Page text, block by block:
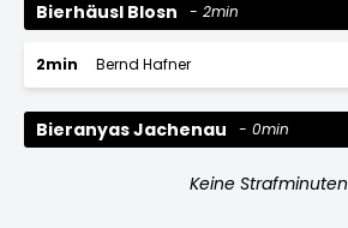
Bierhäusl Blosn 2min
2min Bernd Hafner
Bieranyas Jachenau 0min
Keine Strafminuten